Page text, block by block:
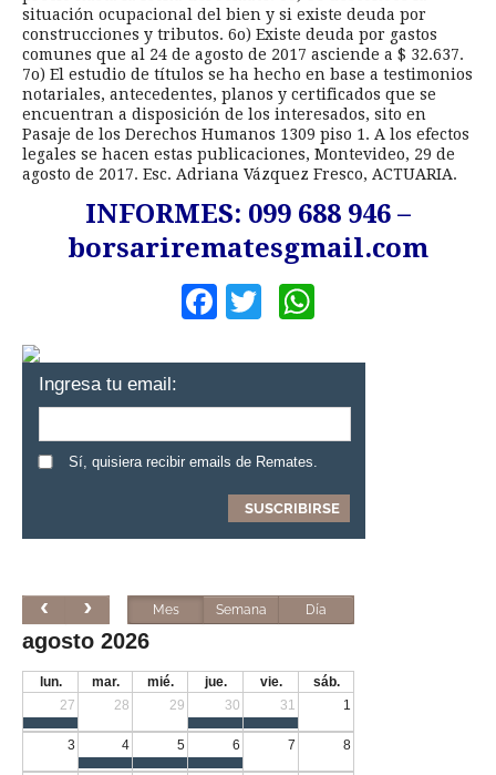
situación ocupacional del bien y si existe deuda por
construcciones y tributos. 6o) Existe deuda por gastos
comunes que al 24 de agosto de 2017 asciende a $ 32.637.
7o) El estudio de títulos se ha hecho en base a testimonios
notariales, antecedentes, planos y certificados que se
encuentran a disposición de los interesados, sito en
Pasaje de los Derechos Humanos 1309 piso 1. A los efectos
legales se hacen estas publicaciones, Montevideo, 29 de
agosto de 2017. Esc. Adriana Vázquez Fresco, ACTUARIA.
INFORMES: 099 688 946 –
borsarirematesgmail.com
Facebook
Twitter
Ingresa tu email:
Sí, quisiera recibir emails de Remates.
Mes Semana Día
agosto 2026
lun. mar. mié. jue. vie.
sáb.
27
28 29 30 31 1
3 4 5 6 7 8